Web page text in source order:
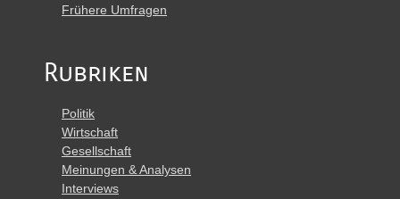
Frühere Umfragen
Rubriken
Politik
Wirtschaft
Gesellschaft
Meinungen & Analysen
Interviews